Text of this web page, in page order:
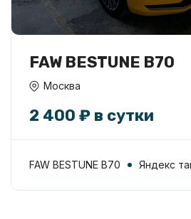
FAW BESTUNE B70
Москва
2 400 ₽ в сутки
FAW BESTUNE B70 Яндекс